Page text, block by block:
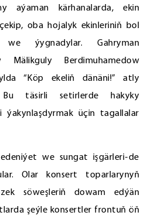
aýaman kärhanalarda, ekin
oba hojalyk ekinleriniň bol
we ýygnadylar. Gahryman
Mälikguly Berdimuhamedow
“Köp ekeliň dänäni!” atly
Bu täsirli setirlerde hakyky
ýakynlaşdyrmak üçin tagallalar
we sungat işgärleri-de
Olar konsert toparlarynyň
söweşleriň dowam edýän
şeýle konsertler frontuň öň